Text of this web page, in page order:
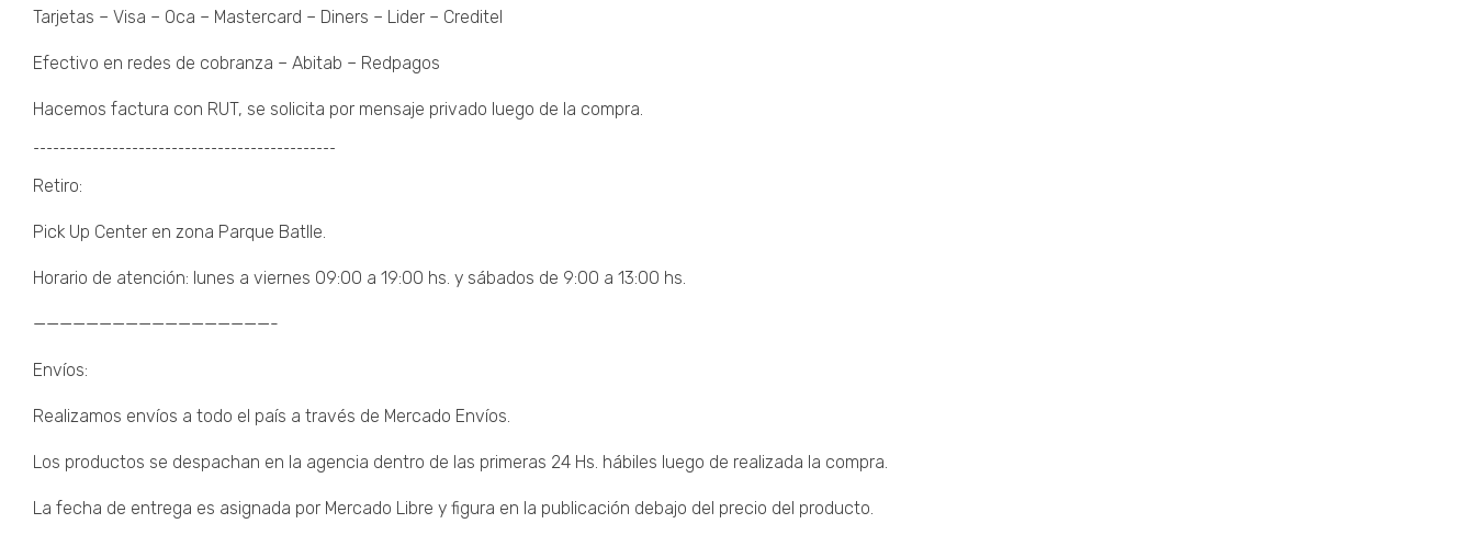
Tarjetas – Visa – Oca – Mastercard – Diners – Lider – Creditel
Efectivo en redes de cobranza – Abitab – Redpagos
Hacemos factura con RUT, se solicita por mensaje privado luego de la compra.
¯¯¯¯¯¯¯¯¯¯¯¯¯¯¯¯¯¯¯¯¯¯¯¯¯¯¯¯¯¯¯¯¯¯¯¯¯¯¯¯¯¯¯¯¯¯
Retiro:
Pick Up Center en zona Parque Batlle.
Horario de atención: lunes a viernes 09:00 a 19:00 hs. y sábados de 9:00 a 13:00 hs.
——————————————————-
Envíos:
Realizamos envíos a todo el país a través de Mercado Envíos.
Los productos se despachan en la agencia dentro de las primeras 24 Hs. hábiles luego de realizada la compra.
La fecha de entrega es asignada por Mercado Libre y figura en la publicación debajo del precio del producto.